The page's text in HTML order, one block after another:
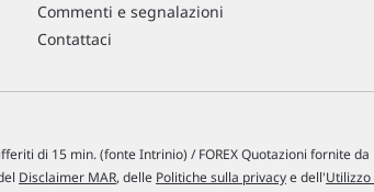
Commenti e segnalazioni
Contattaci
di 15 min. (fonte Intrinio) / FOREX Quotazioni fornite da
Disclaimer MAR, delle Politiche sulla privacye dell'